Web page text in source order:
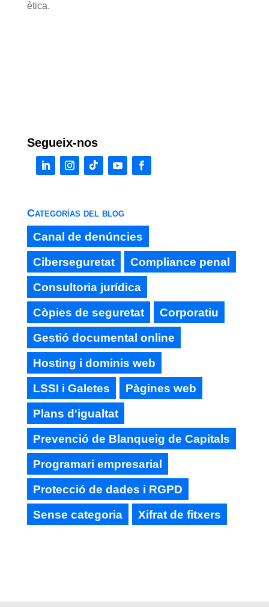
ètica.
Segueix-nos
Categorías del blog
Canal de denúncies
Ciberseguretat
Compliance penal
Consultoria jurídica
Còpies de seguretat
Corporatiu
Gestió documental online
Hosting i dominis web
LSSI i Galetes
Pàgines web
Plans d'igualtat
Prevenció de Blanqueig de Capitals
Programari empresarial
Protecció de dades i RGPD
Sense categoria
Xifrat de fitxers